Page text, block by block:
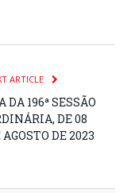
ARTICLE
DA 196ª SESSÃO
DE 08
AGOSTO DE 2023